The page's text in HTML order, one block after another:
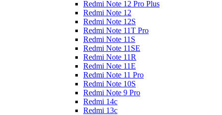
Redmi Note 12 Pro Plus
Redmi Note 12
Redmi Note 12S
Redmi Note 11T Pro
Redmi Note 11S
Redmi Note 11SE
Redmi Note 11R
Redmi Note 11E
Redmi Note 11 Pro
Redmi Note 10S
Redmi Note 9 Pro
Redmi 14c
Redmi 13c